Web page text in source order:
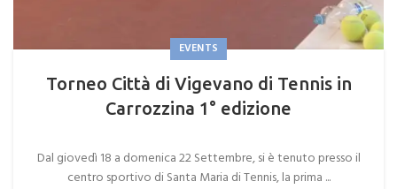
EVENTS
Torneo Città di Vigevano di Tennis in
Carrozzina 1° edizione
Dal giovedì 18 a domenica 22 Settembre, si è tenuto presso il
centro sportivo di Santa Maria di Tennis, la prima ...